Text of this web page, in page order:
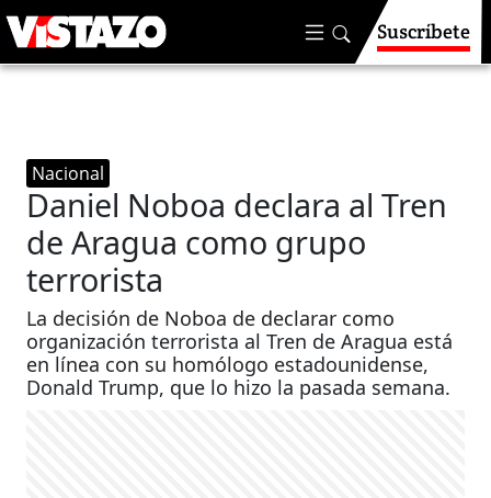
Suscríbete
Nacional
Daniel Noboa declara al Tren
de Aragua como grupo
terrorista
La decisión de Noboa de declarar como
organización terrorista al Tren de Aragua está
en línea con su homólogo estadounidense,
Donald Trump, que lo hizo la pasada semana.